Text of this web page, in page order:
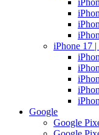
iPhone 17
Google
Google